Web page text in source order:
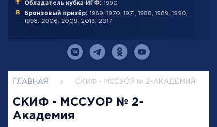
Обладатель кубка ИГФ: 1990
Бронзовый призёр: 1969, 1970, 1971, 1988, 1989, 1990,
1998, 2006, 2009, 2013, 2017
ГЛАВНАЯ СКИФ - МССУОР № 2-АКАДЕМИЯ
СКИФ - МССУОР № 2-
Академия